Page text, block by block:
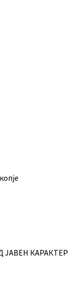
КАРАКТЕР